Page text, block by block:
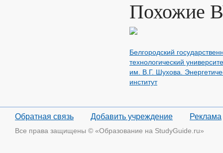
Похожие
Белгородский
технологический
им. В.Г. Шухова.
институт
Обратная связь Добавить учреждение Реклама
Все права защищены © «Образование на StudyGuide.ru»